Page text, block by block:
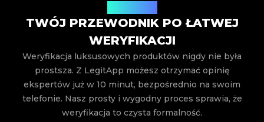
TWÓJ PRZEWODNIK PO ŁATWEJ
WERYFIKACJI
Weryfikacja luksusowych produktów nigdy nie była
prostsza. Z LegitApp możesz otrzymać opinię
ekspertów już w 10 minut, bezpośrednio na swoim
telefonie. Nasz prosty i wygodny proces sprawia, że
weryfikacja to czysta formalność.